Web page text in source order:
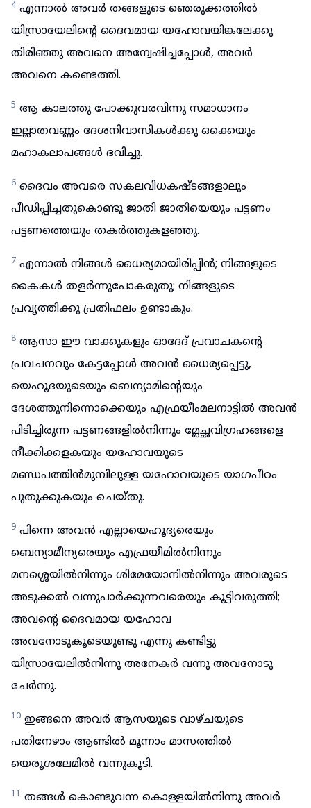
4 എന്നാൽ അവർ തങ്ങളുടെ ഞെരുക്കത്തിൽ
യിസ്രായേലിന്റെ ദൈവമായ യഹോവയിങ്കലേക്കു
തിരിഞ്ഞു അവനെ അന്വേഷിച്ചപ്പോൾ, അവർ
അവനെ കണ്ടെത്തി.
5 ആ കാലത്തു പോക്കുവരവിന്നു സമാധാനം
ഇല്ലാതവണ്ണം ദേശനിവാസികൾക്കു ഒക്കെയും
മഹാകലാപങ്ങൾ ഭവിച്ചു.
6 ദൈവം അവരെ സകലവിധകഷ്ടങ്ങളാലും
പീഡിപ്പിച്ചതുകൊണ്ടു ജാതി ജാതിയെയും പട്ടണം
പട്ടണത്തെയും തകർത്തുകളഞ്ഞു.
7 എന്നാൽ നിങ്ങൾ ധൈര്യമായിരിപ്പിൻ; നിങ്ങളുടെ
കൈകൾ തളർന്നുപോകരുതു; നിങ്ങളുടെ
പ്രവൃത്തിക്കു പ്രതിഫലം ഉണ്ടാകും.
8 ആസാ ഈ വാക്കുകളും ഓദേദ് പ്രവാചകന്റെ
പ്രവചനവും കേട്ടപ്പോൾ അവൻ ധൈര്യപ്പെട്ടു,
യെഹൂദയുടെയും ബെന്യാമിന്റെയും
ദേശത്തുനിന്നൊക്കെയും എഫ്രയീംമലനാട്ടിൽ അവൻ
പിടിച്ചിരുന്ന പട്ടണങ്ങളിൽനിന്നും മ്ലേച്ഛവിഗ്രഹങ്ങളെ
നീക്കിക്കളകയും യഹോവയുടെ
മണ്ഡപത്തിൻമുമ്പിലുള്ള യഹോവയുടെ യാഗപീഠം
പുതുക്കുകയും ചെയ്തു.
9 പിന്നെ അവൻ എല്ലായെഹൂദ്യരെയും
ബെന്യാമീന്യരെയും എഫ്രയീമിൽനിന്നും
മനശ്ശെയിൽനിന്നും ശിമേയോനിൽനിന്നും അവരുടെ
അടുക്കൽ വന്നുപാർക്കുന്നവരെയും കൂട്ടിവരുത്തി;
അവന്റെ ദൈവമായ യഹോവ
അവനോടുകൂടെയുണ്ടു എന്നു കണ്ടിട്ടു
യിസ്രായേലിൽനിന്നു അനേകർ വന്നു അവനോടു
ചേർന്നു.
10 ഇങ്ങനെ അവർ ആസയുടെ വാഴ്ചയുടെ
പതിനേഴാം ആണ്ടിൽ മൂന്നാം മാസത്തിൽ
യെരൂശലേമിൽ വന്നുകൂടി.
11 തങ്ങൾ കൊണ്ടുവന്ന കൊള്ളയിൽനിന്നു അവർ